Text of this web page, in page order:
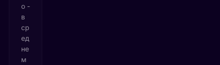
о -
в
ср
ед
не
м